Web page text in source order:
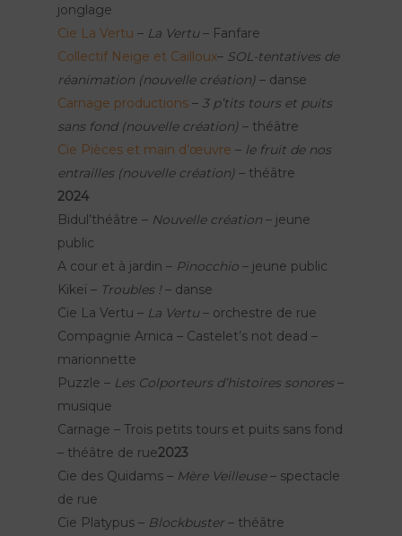
jonglage
Cie La Vertu – La Vertu– Fanfare
Collectif Neige et Cailloux– SOL-tentatives de
réanimation (nouvelle création) – danse
Carnage productions – 3 p’tits tours et puits
sans fond (nouvelle création) – théâtre
Cie Pièces et main d’œuvre – le fruit de nos
entrailles (nouvelle création) – théâtre
2024
Bidul’théâtre – Nouvelle création – jeune
public
A cour et à jardin – Pinocchio – jeune public
Kikeï – Troubles !– danse
Cie La Vertu – La Vertu– orchestre de rue
Compagnie Arnica – Castelet’s not dead –
marionnette
Puzzle – Les Colporteurs d’histoires sonores–
musique
Carnage – Trois petits tours et puits sans fond
– théâtre de rue2023
Cie des Quidams – Mère Veilleuse– spectacle
de rue
Cie Platypus – Blockbuster – théâtre
Nos spectacles
Peau d’Âme
Lieu de résidence